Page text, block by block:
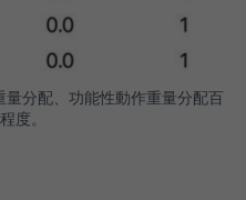
分配、功能性動作重量分配百
度。